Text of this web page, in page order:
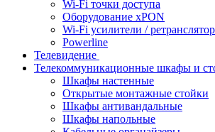
Wi-Fi точки доступа
Оборудование хPON
Wi-Fi усилители /
Powerline
Телевидение
Телекоммуникационные шкафы и
Шкафы настенные
Открытые монтажные стойки
Шкафы антивандальные
Шкафы напольные